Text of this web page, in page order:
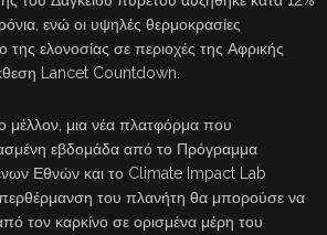
ενώ οι υψηλές θερμοκρασίες
της ελονοσίας σε περιοχές της Αφρικής
Lancet Countdown.
μέλλον, μια νέα πλατφόρμα που
εβδομάδα από το Πρόγραμμα
Εθνών και το Climate Impact Lab
του πλανήτη θα μπορούσε να
τον καρκίνο σε ορισμένα μέρη του